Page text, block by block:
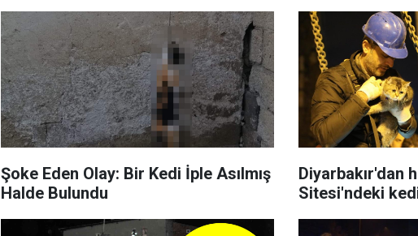
Şoke Eden Olay: Bir Kedi İple Asılmış
Halde Bulundu
Diyarbakır'dan
Sitesi'ndeki